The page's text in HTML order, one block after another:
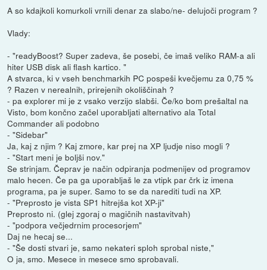
A so kdajkoli komurkoli vrnili denar za slabo/ne- delujoči program ?
Vlady:
- "readyBoost? Super zadeva, še posebi, če imaš veliko RAM-a ali
hiter USB disk ali flash kartico. "
A stvarca, ki v vseh benchmarkih PC pospeši kvečjemu za 0,75 %
? Razen v nerealnih, prirejenih okoliščinah ?
- pa explorer mi je z vsako verzijo slabši. Če/ko bom prešaltal na
Visto, bom končno začel uporabljati alternativo ala Total
Commander ali podobno
- "Sidebar"
Ja, kaj z njim ? Kaj zmore, kar prej na XP ljudje niso mogli ?
- "Start meni je boljši nov."
Se strinjam. Čeprav je način odpiranja podmenijev od programov
malo hecen. Če pa ga uporabljaš le za vtipk par črk iz imena
programa, pa je super. Samo to se da narediti tudi na XP.
- "Preprosto je vista SP1 hitrejša kot XP-ji"
Preprosto ni. (glej zgoraj o magičnih nastavitvah)
- "podpora večjedrnim procesorjem"
Daj ne hecaj se...
- "Še dosti stvari je, samo nekateri sploh sprobal niste,"
O ja, smo. Mesece in mesece smo sprobavali.